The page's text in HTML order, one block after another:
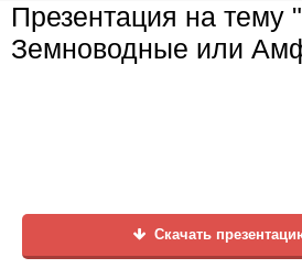
Презентация на тему
Земноводные или
Скачать